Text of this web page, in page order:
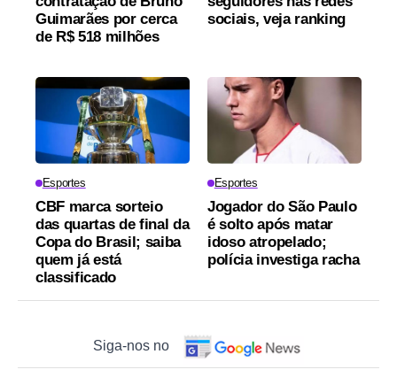
Guimarães por cerca
de R$ 518 milhões
sociais, veja ranking
Esportes
CBF marca sorteio
das quartas de final da
Copa do Brasil; saiba
quem já está
classificado
Esportes
Jogador do São Paulo
é solto após matar
idoso atropelado;
polícia investiga racha
Siga-nos no